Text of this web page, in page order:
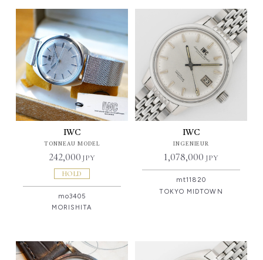
IWC
TONNEAU MODEL
242,000 JPY
HOLD
mo3405
MORISHITA
IWC
INGENIEUR
1,078,000 JPY
mt11820
TOKYO MIDTOWN